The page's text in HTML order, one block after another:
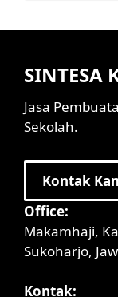
SINTESA
Jasa
Sekolah.
Kontak
Office:
Makamhaji,
Sukoharjo,
Kontak: